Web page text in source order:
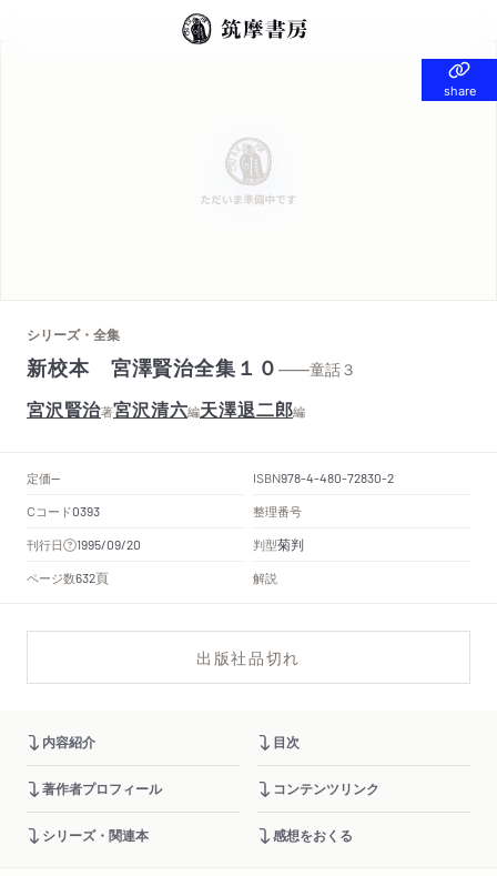
share
share
シリーズ・全集
新校本 宮澤賢治全集１０ ——童話３
宮沢賢治著宮沢清六編天澤退二郎編
定価-- ISBN978-4-480-72830-2
Cコード0393
整理番号
刊行日
1995/09/20 判型菊判
ページ数632頁 解説
出版社品切れ
内容紹介 目次
著作者プロフィール コンテンツリンク
シリーズ・関連本 感想をおくる